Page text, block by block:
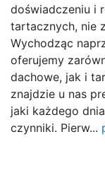
doświadczeniu i
tartacznych, nie
Wychodząc
oferujemy
dachowe, jak i
znajdzie u nas
jaki każdego
czynniki. Pierw...